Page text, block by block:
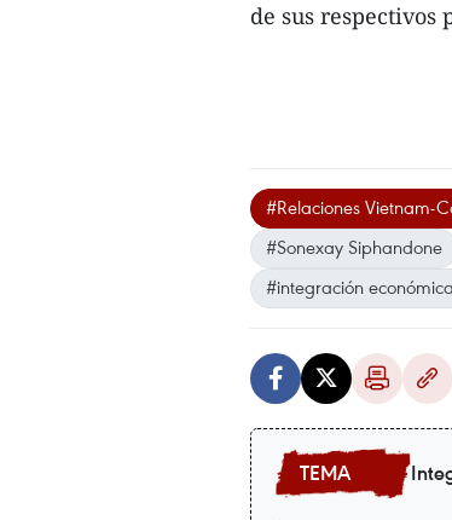
de sus respectivos
#Relaciones Vietnam-
#Sonexay Siphandone
#integración